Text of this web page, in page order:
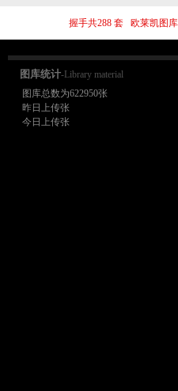
握手共288 套 欧莱凯图
图库统计-Library material
图库总数为622950张
昨日上传张
今日上传张